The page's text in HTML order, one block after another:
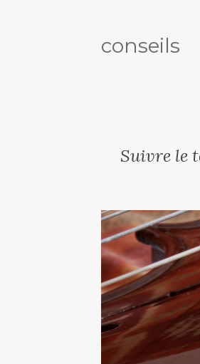
conseils
Suivre le